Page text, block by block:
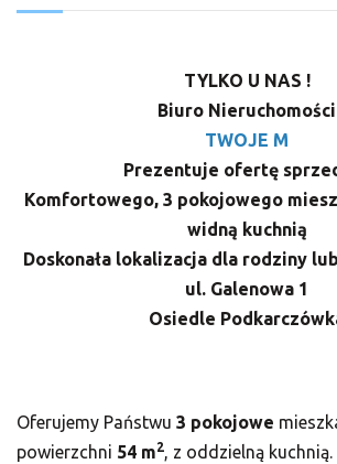
TYLKO U NAS !
Biuro Nieruchomości
TWOJE M
Prezentuje ofertę
Komfortowego, 3 pokojowego
widną kuchnią
Doskonała lokalizacja dla rodziny
ul. Galenowa 1
Osiedle
Oferujemy Państwu 3 pokojowe
powierzchni 54 m2, z oddzielną